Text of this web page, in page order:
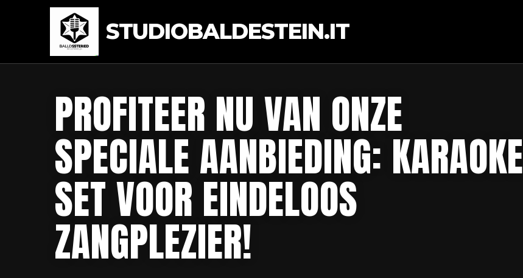
STUDIOBALDESTEIN.IT
PROFITEER NU VAN ONZE
SPECIALE AANBIEDING: KARAOKE
SET VOOR EINDELOOS
ZANGPLEZIER!